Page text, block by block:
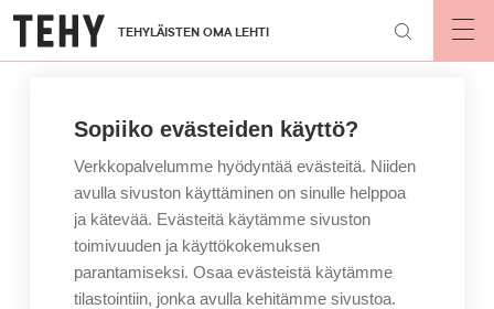
Hyppää
pääsisältöön
TEHYLÄISTEN OMA LEHTI
Sopiiko evästeiden käyttö?
Verkkopalvelumme hyödyntää evästeitä. Niiden
avulla sivuston käyttäminen on sinulle helppoa
ja kätevää. Evästeitä käytämme sivuston
toimivuuden ja käyttökokemuksen
parantamiseksi. Osaa evästeistä käytämme
tilastointiin, jonka avulla kehitämme sivustoa.